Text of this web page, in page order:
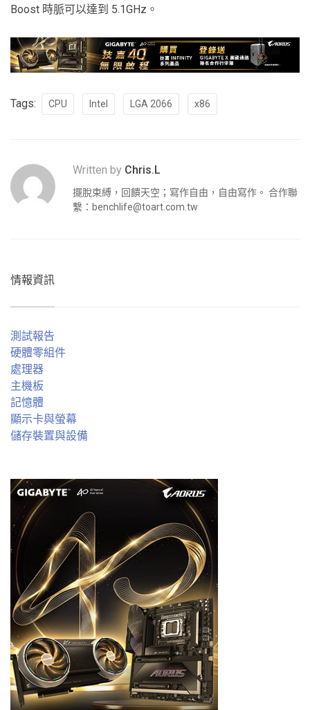
Boost 時脈可以達到 5.1GHz。
Tags: CPU Intel LGA 2066 x86
Written by Chris.L
擺脫束縛，回饋天空；寫作自由，自由寫作。 合作聯
繫： benchlife@toart.com.tw
情報資訊
測試報告
硬體零組件
處理器
主機板
記憶體
顯示卡與螢幕
儲存裝置與設備